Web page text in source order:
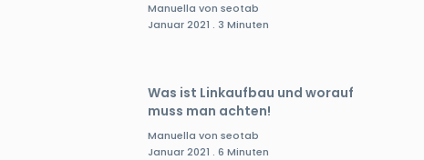
Manuella von seotab
Januar 2021 . 3 Minuten
Was ist Linkaufbau und worauf
muss man achten!
Manuella von seotab
Januar 2021 . 6 Minuten